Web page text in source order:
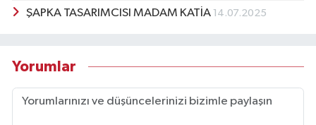
ŞAPKA TASARIMCISI MADAM KATİA 14.07.2025
Yorumlar